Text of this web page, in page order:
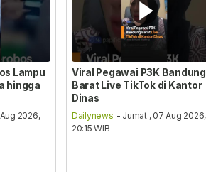
Lampu
hingga
2026,
Viral Pegawai P3K Bandung
Barat Live TikTok di Kantor
Dinas
Dailynews - Jumat , 07 Aug 2026,
20:15 WIB